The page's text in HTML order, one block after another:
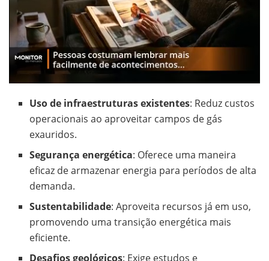
Uso de infraestruturas existentes: Reduz custos
operacionais ao aproveitar campos de gás
exauridos.
Segurança energética: Oferece uma maneira
eficaz de armazenar energia para períodos de alta
demanda.
Sustentabilidade: Aproveita recursos já em uso,
promovendo uma transição energética mais
eficiente.
Desafios geológicos: Exige estudos e